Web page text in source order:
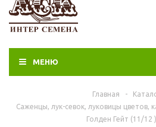
МЕНЮ
Главная -
Саженцы, лук-севок, луковицы цветов,
Голден Гейт (11/12